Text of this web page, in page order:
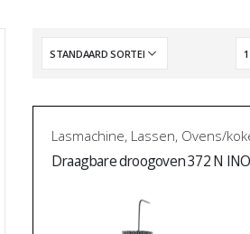
Lasmachine, Lassen, Ovens/
Draagbare droogoven 372 N